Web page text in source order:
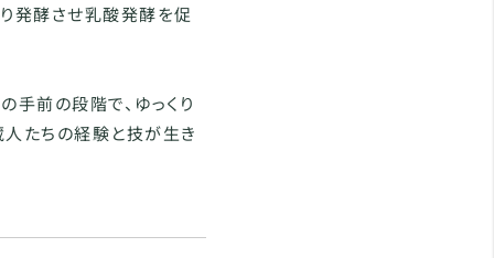
発酵させ乳酸発酵を促
手前の段階で、ゆっくり
たちの経験と技が生き